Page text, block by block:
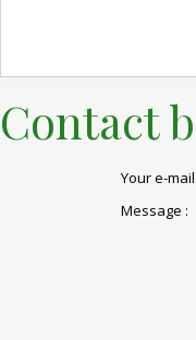
Contact
Your e-mail
Message :